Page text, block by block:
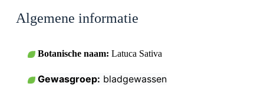
Algemene informatie
Botanische naam: Latuca Sativa
Gewasgroep: bladgewassen